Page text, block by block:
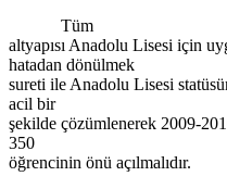
Tüm
altyapısı Anadolu Lisesi için
hatadan dönülmek
sureti ile Anadolu Lisesi
acil bir
şekilde çözümlenerek 2009-
350
öğrencinin önü açılmalıdır.